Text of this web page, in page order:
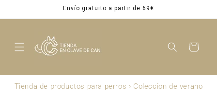
al contenido
Envío gratuito a partir de 69€
Carrito
Tienda de productos para perros › Coleccion de verano